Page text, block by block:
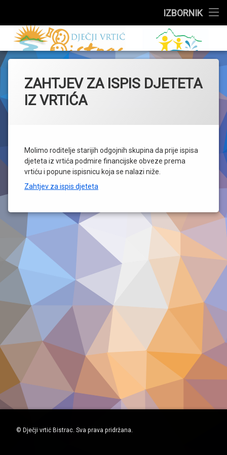
IZBORNIK
Upisi
Događanja
Skupine
Jelovnik
O vrtiću
Preskoči
sadržaj
Dječji vrtić
ZAHTJEV ZA ISPIS DJETETA
IZ VRTIĆA
Molimo roditelje starijih odgojnih skupina da prije ispisa
djeteta iz vrtića podmire financijske obveze prema
vrtiću i popune ispisnicu koja se nalazi niže.
Zahtjev za ispis djeteta
© Dječji vrtić Bistrac. Sva prava pridržana.